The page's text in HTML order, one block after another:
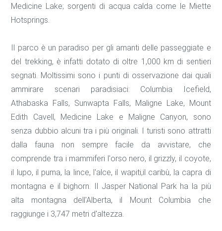
Medicine Lake; sorgenti di acqua calda come le Miette
Hotsprings.
Il parco è un paradiso per gli amanti delle passeggiate e
del trekking, è infatti dotato di oltre 1,000 km di sentieri
segnati. Moltissimi sono i punti di osservazione dai quali
ammirare scenari paradisiaci: Columbia Icefield,
Athabaska Falls, Sunwapta Falls, Maligne Lake, Mount
Edith Cavell, Medicine Lake e Maligne Canyon, sono
senza dubbio alcuni tra i più originali. I turisti sono attratti
dalla fauna non sempre facile da avvistare, che
comprende tra i mammiferi l'orso nero, il grizzly, il coyote,
il lupo, il puma, la lince, l'alce, il wapiti,il caribù, la capra di
montagna e il bighorn. Il Jasper National Park ha la più
alta montagna dell'Alberta, il Mount Columbia che
raggiunge i 3,747 metri d'altezza.